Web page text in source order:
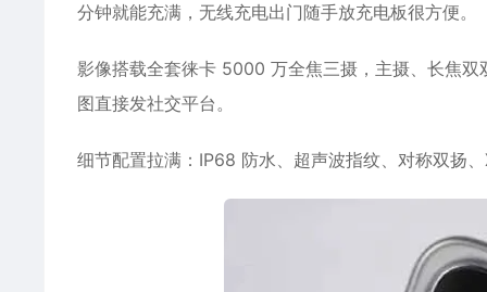
分钟就能充满，无线充电出门随手放充电板很方便。
影像搭载全套徕卡 5000 万全焦三摄，主摄、长焦
图直接发社交平台。
细节配置拉满：IP68 防水、超声波指纹、对称双扬